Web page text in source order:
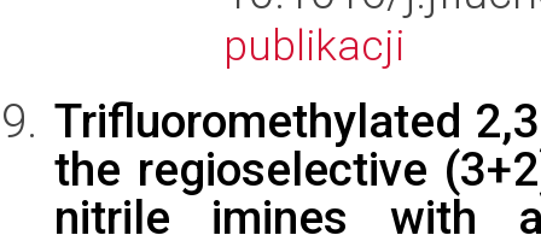
publikacji
Trifluoromethylated
the regioselective
nitrile imines with